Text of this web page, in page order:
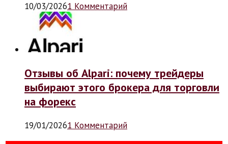
10/03/20261 Комментарий
Отзывы об Alpari: почему трейдеры
выбирают этого брокера для торговли
на форекс
19/01/20261 Комментарий